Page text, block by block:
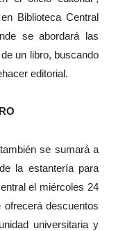
Biblioteca Central
se abordará las
un libro, buscando
editorial.
se sumará a
la estantería para
el miércoles 24
descuentos
universitaria y